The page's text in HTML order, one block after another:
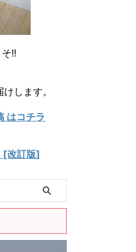
!!
します。
はコチラ
[改訂版]